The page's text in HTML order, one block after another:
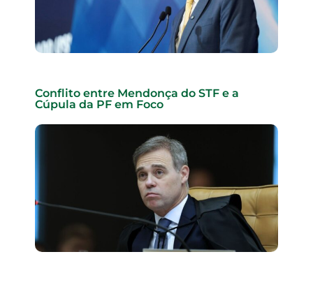
Conflito entre Mendonça do STF e a
Cúpula da PF em Foco